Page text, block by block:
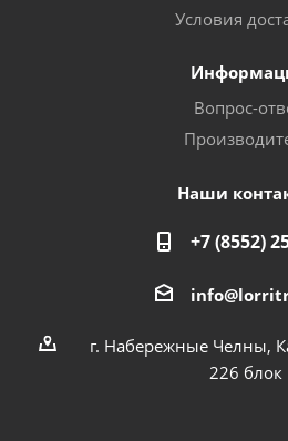
Условия
Вопрос-
Наши
+7 (8552)
г. Набережные Челны,
226